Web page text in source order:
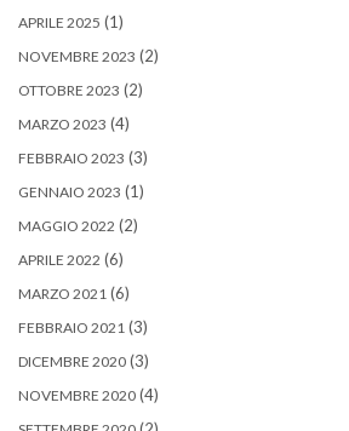
APRILE 2025 (1)
NOVEMBRE 2023 (2)
OTTOBRE 2023 (2)
MARZO 2023 (4)
FEBBRAIO 2023 (3)
GENNAIO 2023 (1)
MAGGIO 2022 (2)
APRILE 2022 (6)
MARZO 2021 (6)
FEBBRAIO 2021 (3)
DICEMBRE 2020 (3)
NOVEMBRE 2020 (4)